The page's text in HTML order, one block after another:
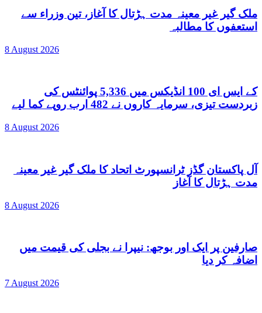
ملک گیر غیر معینہ مدت ہڑتال کا آغاز، تین وزراء سے
استعفوں کا مطالبہ
8 August 2026
کے ایس ای 100 انڈیکس میں 5,336 پوائنٹس کی
زبردست تیزی، سرمایہ کاروں نے 482 ارب روپے کما لیے
8 August 2026
آل پاکستان گڈز ٹرانسپورٹ اتحاد کا ملک گیر غیر معینہ
مدت ہڑتال کا آغاز
8 August 2026
صارفین پر ایک اور بوجھ: نیپرا نے بجلی کی قیمت میں
اضافہ کر دیا
7 August 2026